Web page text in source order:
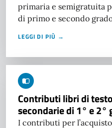
primaria e semigratuita
di primo e secondo
LEGGI DI PIÙ →
Contributi libri di
secondarie di 1° e 2°
I contributi per